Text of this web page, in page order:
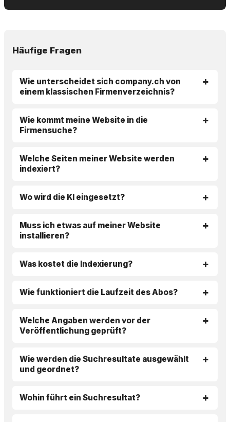
Häufige Fragen
Wie unterscheidet sich company.ch von
einem klassischen Firmenverzeichnis?
Wie kommt meine Website in die
Firmensuche?
Welche Seiten meiner Website werden
indexiert?
Wo wird die KI eingesetzt?
Muss ich etwas auf meiner Website
installieren?
Was kostet die Indexierung?
Wie funktioniert die Laufzeit des Abos?
Welche Angaben werden vor der
Veröffentlichung geprüft?
Wie werden die Suchresultate ausgewählt
und geordnet?
Wohin führt ein Suchresultat?